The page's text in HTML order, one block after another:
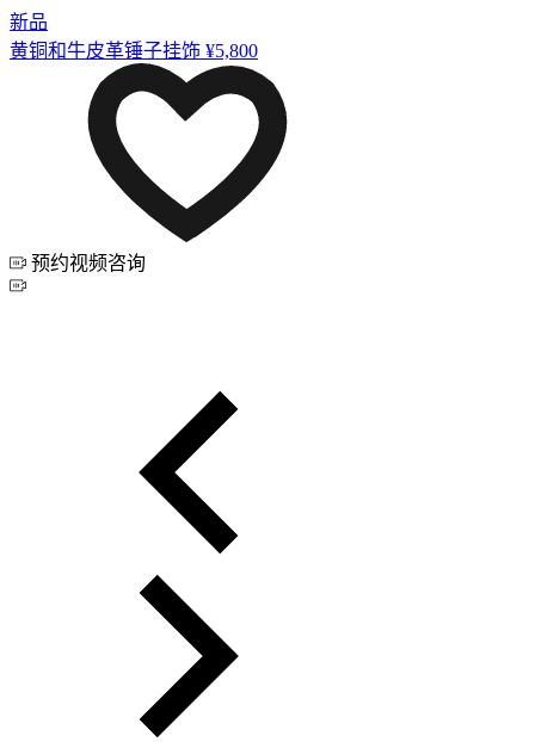
新品
黄铜和牛皮革锤子挂饰 ¥5,800
预约视频咨询